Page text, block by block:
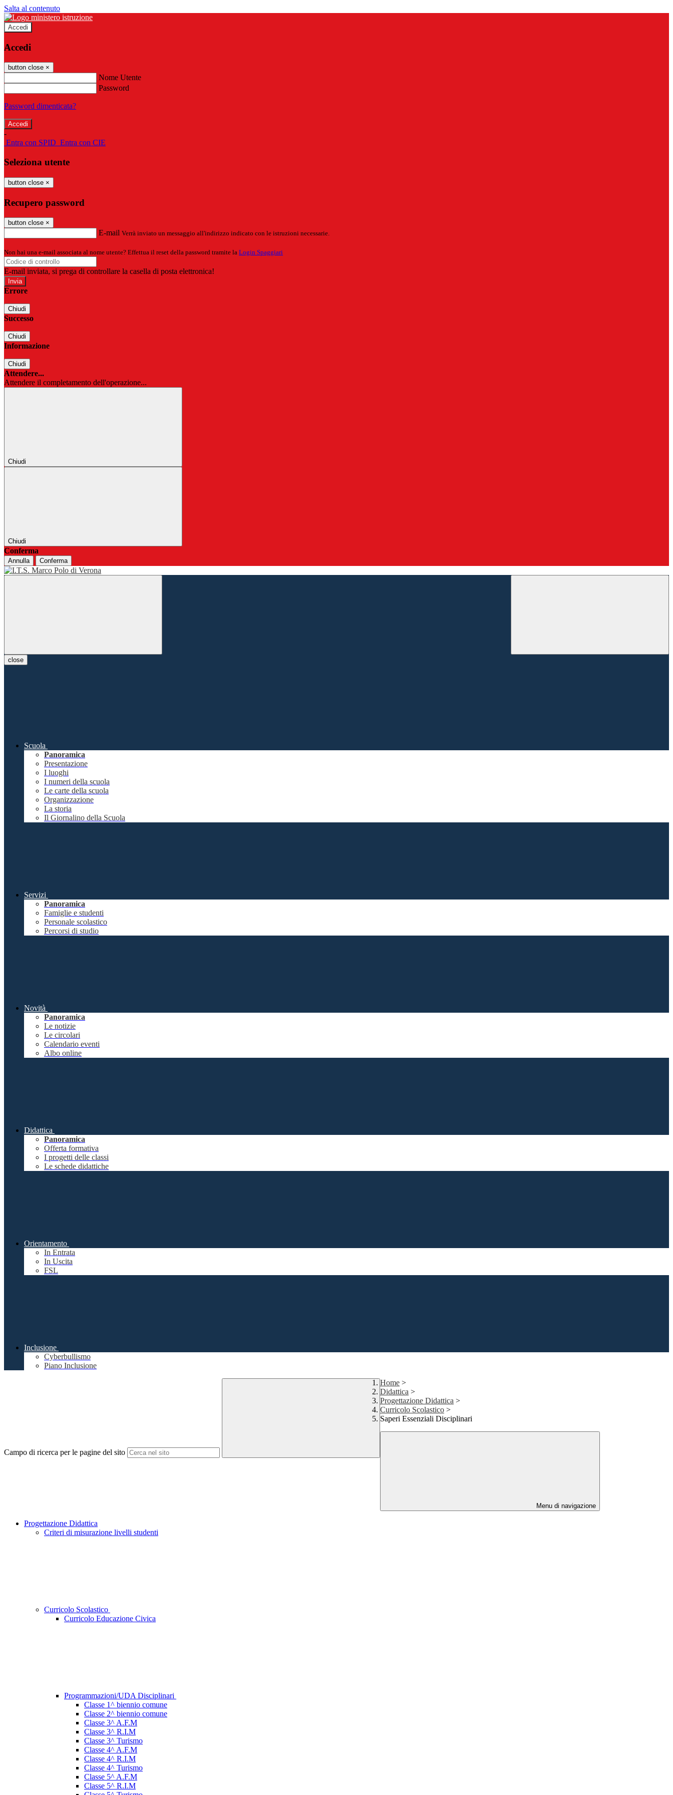
Salta al contenuto
Accedi
Accedi
button close ×
Nome Utente
Password
Password dimenticata?
-
Entra con SPID Entra con CIE
Seleziona utente
button close ×
Recupero password
button close ×
E-mail Verrà inviato un messaggio all'indirizzo indicato con le istruzioni necessarie.
Non hai una e-mail associata al nome utente? Effettua il reset della password tramite la Login Spaggiari
E-mail inviata, si prega di controllare la casella di posta elettronica!
Errore
Chiudi
Successo
Chiudi
Informazione
Chiudi
Attendere...
Attendere il completamento dell'operazione...
Chiudi
Chiudi
Conferma
Annulla Conferma
close
Scuola
Panoramica
Presentazione
I luoghi
I numeri della scuola
Le carte della scuola
Organizzazione
La storia
Il Giornalino della Scuola
Servizi
Panoramica
Famiglie e studenti
Personale scolastico
Percorsi di studio
Novità
Panoramica
Le notizie
Le circolari
Calendario eventi
Albo online
Didattica
Panoramica
Offerta formativa
I progetti delle classi
Le schede didattiche
Orientamento
In Entrata
In Uscita
FSL
Inclusione
Cyberbullismo
Piano Inclusione
Campo di ricerca per le pagine del sito
Home >
Didattica >
Progettazione Didattica >
Curricolo Scolastico >
Saperi Essenziali Disciplinari
Menu di navigazione
Progettazione Didattica
Criteri di misurazione livelli studenti
Curricolo Scolastico
Curricolo Educazione Civica
Programmazioni/UDA Disciplinari
Classe 1^ biennio comune
Classe 2^ biennio comune
Classe 3^ A.F.M
Classe 3^ R.I.M
Classe 3^ Turismo
Classe 4^ A.F.M
Classe 4^ R.I.M
Classe 4^ Turismo
Classe 5^ A.F.M
Classe 5^ R.I.M